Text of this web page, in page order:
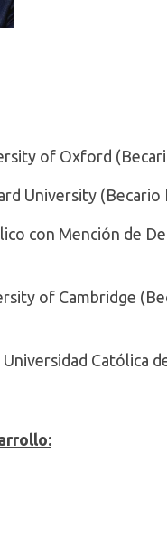
of Oxford
University
con Mención de
of Cambridge
Universidad Católica